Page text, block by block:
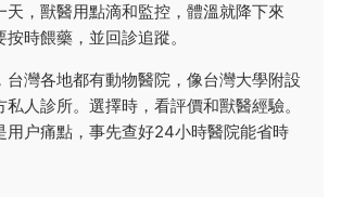
天，獸醫用點滴和監控，體溫就降下來
時餵藥，並回診追蹤。
台灣各地都有動物醫院，像台灣大學附設
人診所。選擇時，看評價和獸醫經驗。
用户痛點，事先查好24小時醫院能省時